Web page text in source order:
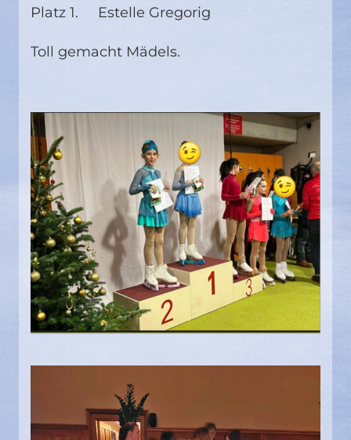
Platz 1. Estelle Gregorig
Toll gemacht Mädels.